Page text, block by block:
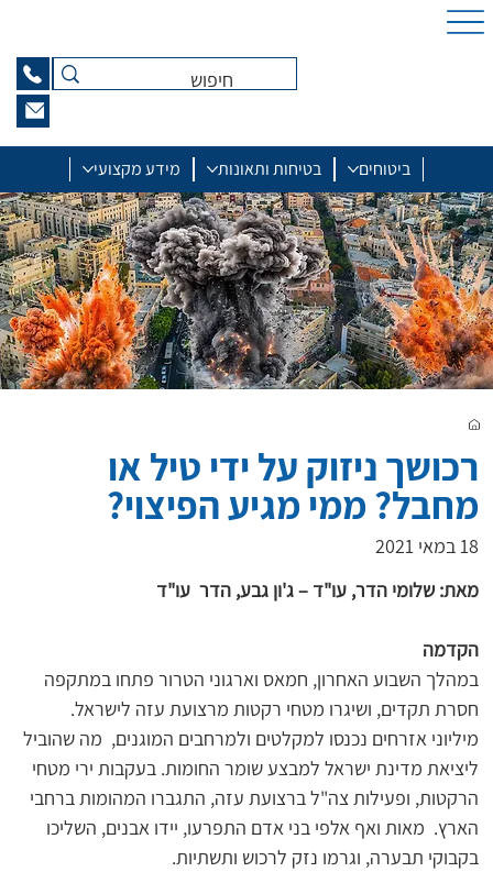
ביטוחים בטיחות ותאונות מידע מקצועי
רכושך ניזוק על ידי טיל או
מחבל? ממי מגיע הפיצוי?
18 במאי 2021
מאת: שלומי הדר, עו"ד – ג'ון גבע, הדר  עו"ד
הקדמה
במהלך השבוע האחרון, חמאס וארגוני הטרור פתחו במתקפה
חסרת תקדים, ושיגרו מטחי רקטות מרצועת עזה לישראל.
מיליוני אזרחים נכנסו למקלטים ולמרחבים המוגנים,  מה שהוביל
ליציאת מדינת ישראל למבצע שומר החומות. בעקבות ירי מטחי
הרקטות, ופעילות צה"ל ברצועת עזה, התגברו המהומות ברחבי
הארץ.  מאות ואף אלפי בני אדם התפרעו, יידו אבנים, השליכו
בקבוקי תבערה, וגרמו נזק לרכוש ותשתיות.